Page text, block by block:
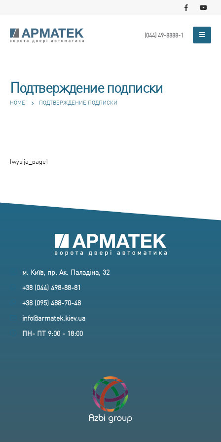
(044) 49-8888-1
Подтверждение подписки
HOME ПОДТВЕРЖДЕНИЕ ПОДПИСКИ
[wysija_page]
м. Київ, пр. Ак. Паладіна, 32
+38 (044) 498-88-81
+38 (095) 488-70-48
info@armatek.kiev.ua
ПН- ПТ 9:00 - 18:00